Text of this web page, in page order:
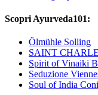
Scopri Ayurveda101:
Ölmühle Solling
SAINT
Spirit of Vinaiki
Seduzione
Soul of India